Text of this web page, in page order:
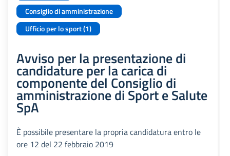
Consiglio di amministrazione
Ufficio per lo sport (1)
Avviso per la presentazione di
candidature per la carica di
componente del Consiglio di
amministrazione di Sport e Salute
SpA
È possibile presentare la propria candidatura entro le
ore 12 del 22 febbraio 2019